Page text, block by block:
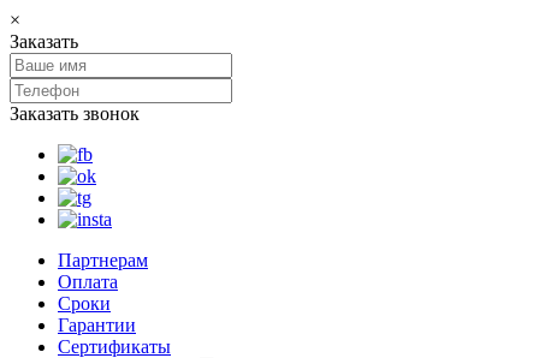
×
Заказать
Заказать звонок
Партнерам
Оплата
Сроки
Гарантии
Сертификаты